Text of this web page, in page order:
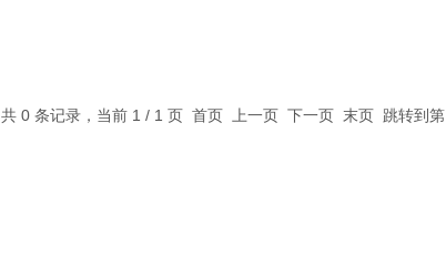
共 0 条记录，当前 1 / 1 页 首页 上一页 下一页 末页 跳转到第